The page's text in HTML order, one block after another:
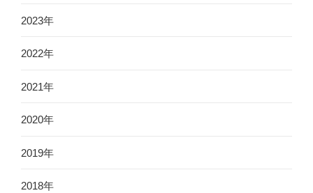
2023年
2022年
2021年
2020年
2019年
2018年